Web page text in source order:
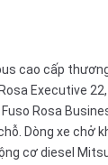
cao cấp
Executive
Rosa
Dòng xe chở
cơ diesel